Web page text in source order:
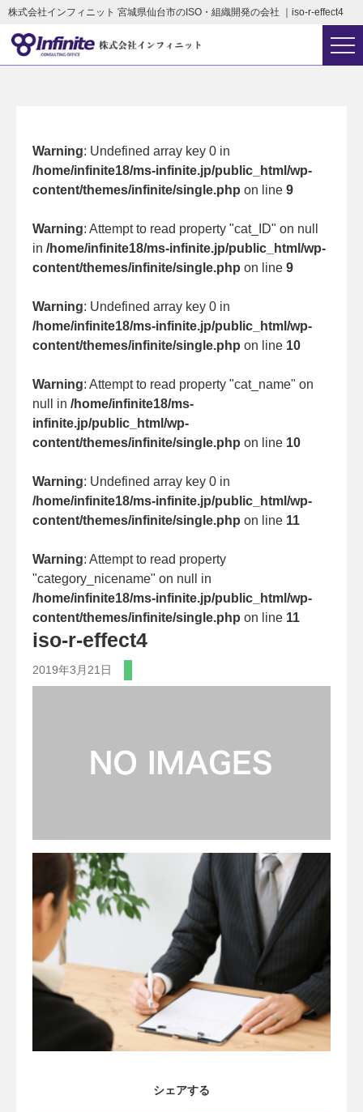
株式会社インフィニット 宮城県仙台市のISO・組織開発の会社 ｜iso-r-effect4
Warning: Undefined array key 0 in
/home/infinite18/ms-infinite.jp/public_html/wp-
content/themes/infinite/single.php on line 9
Warning: Attempt to read property "cat_ID" on null
in /home/infinite18/ms-infinite.jp/public_html/wp-
content/themes/infinite/single.php on line 9
Warning: Undefined array key 0 in
/home/infinite18/ms-infinite.jp/public_html/wp-
content/themes/infinite/single.php on line 10
Warning: Attempt to read property "cat_name" on
null in /home/infinite18/ms-
infinite.jp/public_html/wp-
content/themes/infinite/single.php on line 10
Warning: Undefined array key 0 in
/home/infinite18/ms-infinite.jp/public_html/wp-
content/themes/infinite/single.php on line 11
Warning: Attempt to read property
"category_nicename" on null in
/home/infinite18/ms-infinite.jp/public_html/wp-
content/themes/infinite/single.php on line 11
iso-r-effect4
2019年3月21日
シェアする